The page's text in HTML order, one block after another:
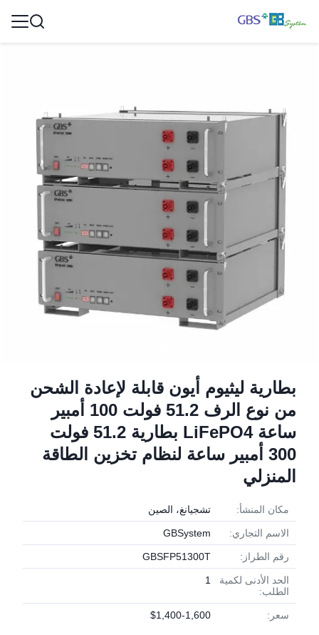
بطارية ليثيوم أيون قابلة لإعادة الشحن
من نوع الرف 51.2 فولت 100 أمبير
ساعة LiFePO4 بطارية 51.2 فولت
300 أمبير ساعة لنظام تخزين الطاقة
المنزلي
مكان المنشأ: تشجيانغ، الصين
الاسم التجاري: GBSystem
رقم الطراز: GBSFP51300T
الحد الأدنى لكمية
الطلب:
1
سعر: $1,400-1,600